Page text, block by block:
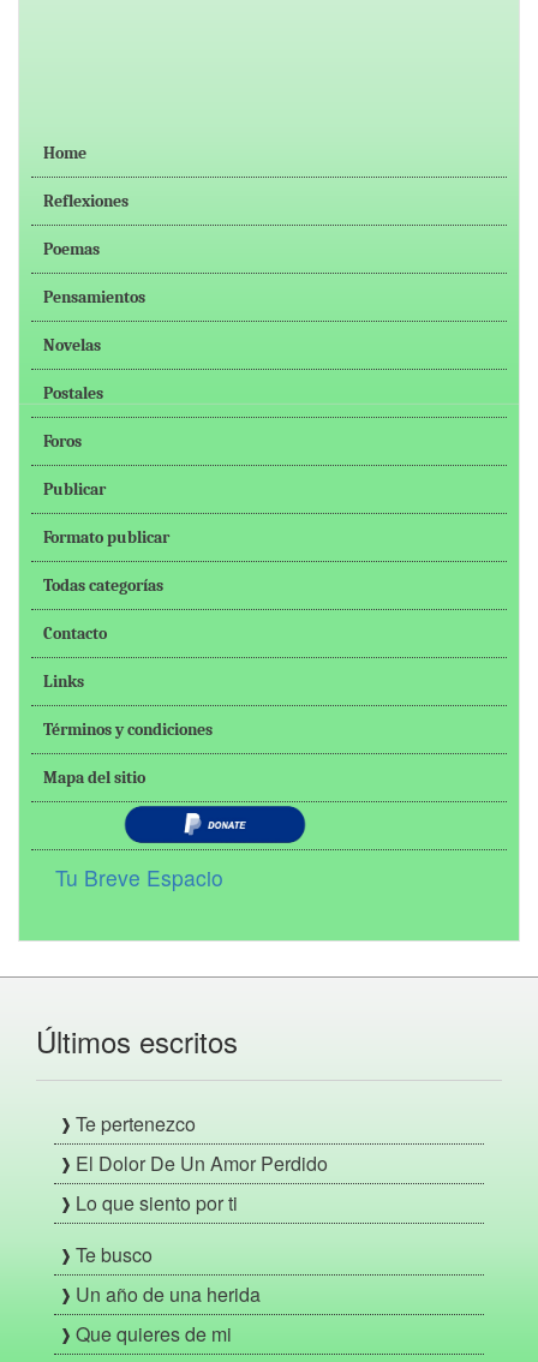
Home
Reflexiones
Poemas
Pensamientos
Novelas
Postales
Foros
Publicar
Formato publicar
Todas categorías
Contacto
Links
Términos y condiciones
Mapa del sitio
Tu Breve Espacio
Últimos escritos
Te pertenezco
El Dolor De Un Amor Perdido
Lo que siento por ti
Te busco
Un año de una herida
Que quieres de mi